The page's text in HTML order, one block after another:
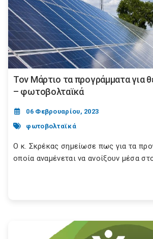
Τον Μάρτιο τα προγράμματα για
– φωτοβολταϊκά
06 Φεβρουαρίου, 2023
φωτοβολταϊκά
Ο κ. Σκρέκας σημείωσε πως για τα
οποία αναμένεται να ανοίξουν μέσα